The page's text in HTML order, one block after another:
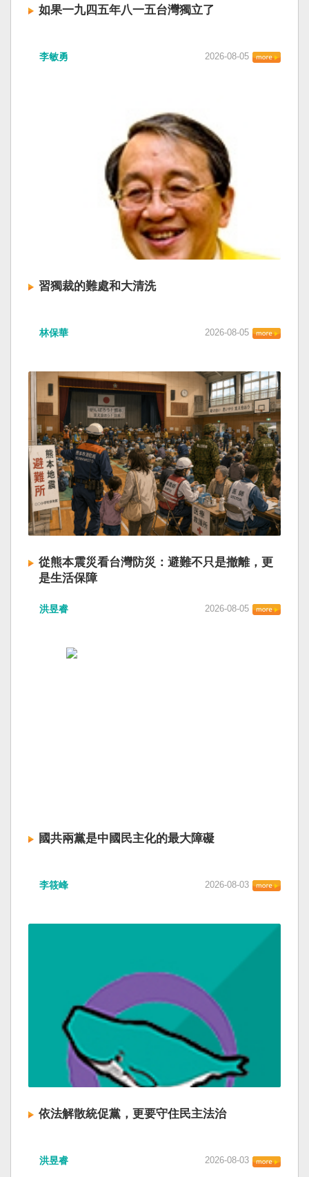
如果一九四五年八一五台灣獨立了
李敏勇 2026-08-05
習獨裁的難處和大清洗
林保華 2026-08-05
從熊本震災看台灣防災：避難不只是撤離，更
是生活保障
洪昱睿 2026-08-05
國共兩黨是中國民主化的最大障礙
李筱峰 2026-08-03
依法解散統促黨，更要守住民主法治
洪昱睿 2026-08-03